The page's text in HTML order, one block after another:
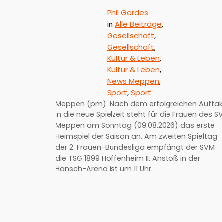
Phil Gerdes
in Alle Beiträge
Gesellschaft
Gesellschaft
Kultur & Leben
Kultur & Leben
News Meppen
Sport, Sport
Meppen (pm). Nach dem erfolgreichen
in die neue Spielzeit steht für die Frauen des
Meppen am Sonntag (09.08.2026) das erste
Heimspiel der Saison an. Am zweiten Spieltag
der 2. Frauen-Bundesliga empfängt der SVM
die TSG 1899 Hoffenheim II. Anstoß in der
Hänsch-Arena ist um 11 Uhr.